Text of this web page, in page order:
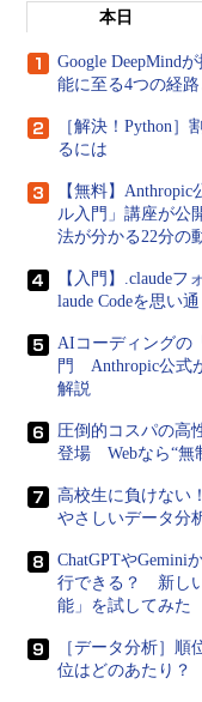
本日
Google DeepMind
能に至る4つの経
［解決！Python］
るには
【無料】
ル入門」講座が公
法が分かる22分の
【入門】.claude
laude Codeを思い
AIコーディングの
門 Anthropic公式
解説
圧倒的コスパの高
登場 Webなら“無
高校生に負けない
やさしいデータ分
ChatGPTやGemini
行できる？ 新し
能」を試してみた
［データ分析］
位はどのあたり？